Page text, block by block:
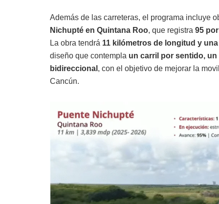
Además de las carreteras, el programa incluye
Nichupté en Quintana Roo, que registra 95
La obra tendrá 11 kilómetros de longitud y
diseño que contempla un carril por sentido,
bidireccional , con el objetivo de mejorar la
Cancún.